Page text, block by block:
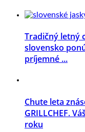
Tradičný letný
slovensko
príjemné ...
Chute leta
GRILLCHEF.
roku